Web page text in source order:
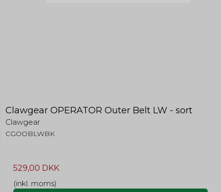
Clawgear OPERATOR Outer Belt LW - sort
Clawgear
CGOOBLWBK
529,00 DKK
(inkl. moms)